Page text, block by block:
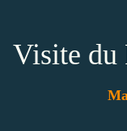
Visite du